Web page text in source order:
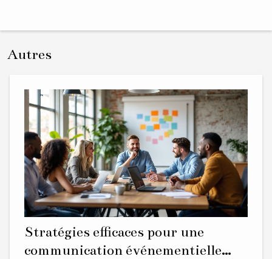
Autres
Stratégies efficaces pour une
communication événementielle